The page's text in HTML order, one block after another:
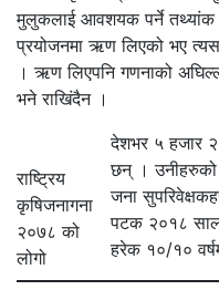
मुलुकलाई आवशयक पर्ने
प्रयोजनमा ऋण लिएको भए
। ऋण लिएपनि गणनाको
भने राखिंदैन ।
राष्ट्रिय
कृषिजनागना
२०७८ को
लोगो
देशभर ५ हजार
छन् ।
जना
पटक २०१८
हरेक १०/१०